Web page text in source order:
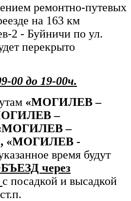
ремонтно-путевых
на 163 км
2 - Буйничи по ул.
перекрыто
-00 до 19-00ч.
«МОГИЛЕВ –
–
–
«МОГИЛЕВ -
время будут
через
с посадкой и высадкой